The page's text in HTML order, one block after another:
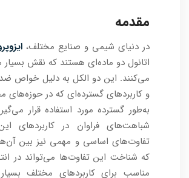
مقدمه
در دنیای شیمی و صنایع مختلف،
اتانول دو ماده‌ای هستند که نقش بسیار
می‌کنند. این دو الکل به دلیل خواص
و کاربردهای گسترده‌ای که در حوزه‌های
به‌طور گسترده مورد استفاده قرار
شباهت‌های فراوان در کاربردهای
تفاوت‌های اساسی و مهمی نیز بین
که شناخت این تفاوت‌ها می‌تواند در
مناسب برای کاربردهای مختلف